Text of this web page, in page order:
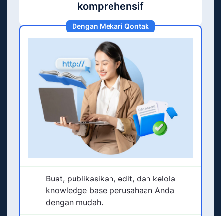
komprehensif
Dengan Mekari Qontak
Buat, publikasikan, edit, dan kelola
knowledge base perusahaan Anda
dengan mudah.